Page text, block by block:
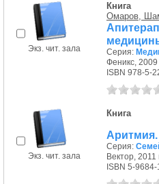
Экз. чит. зала
Книга
Омаров,
Серия:
Феникс, 2009
ISBN 978-5-
Экз. чит. зала
Книга
Серия:
Вектор, 2011
ISBN 5-